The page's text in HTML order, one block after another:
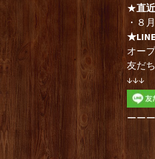
★直
・８
オー
友だ
↓↓↓
ーー